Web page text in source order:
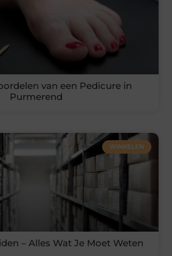
van een Pedicure in
Purmerend
WINKELEN
– Alles Wat Je Moet Weten